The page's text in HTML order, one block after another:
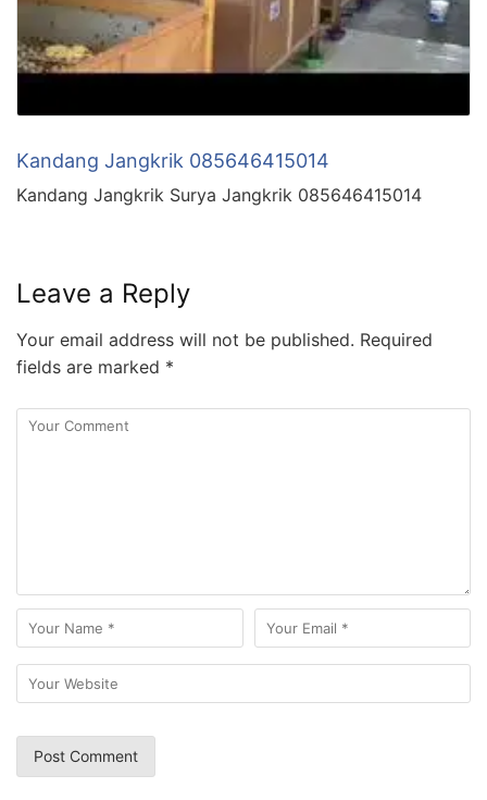
Kandang Jangkrik 085646415014
Kandang Jangkrik Surya Jangkrik 085646415014
Leave a Reply
Your email address will not be published. Required
fields are marked *